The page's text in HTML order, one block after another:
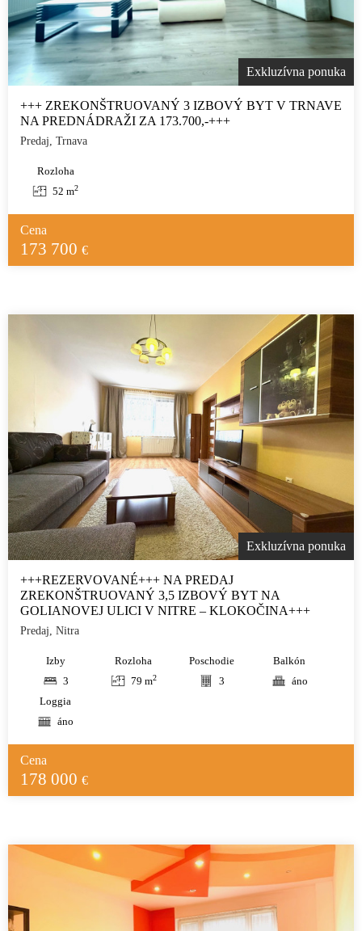
Exkluzívna ponuka
+++ ZREKONŠTRUOVANÝ 3 IZBOVÝ BYT V TRNAVE
NA PREDNÁDRAŽI ZA 173.700,-+++
Predaj, Trnava
Rozloha
52 m2
Cena
173 700 €
Exkluzívna ponuka
+++REZERVOVANÉ+++ NA PREDAJ
ZREKONŠTRUOVANÝ 3,5 IZBOVÝ BYT NA
GOLIANOVEJ ULICI V NITRE – KLOKOČINA+++
Predaj, Nitra
Izby
3
Rozloha
79 m2
Poschodie
3
Balkón
áno
Loggia
áno
Cena
178 000 €